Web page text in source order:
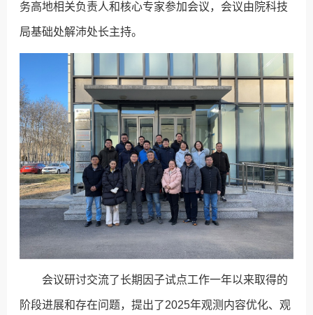
务高地相关负责人和核心专家参加会议，会议由院科技
局基础处解沛处长主持。
会议研讨交流了长期因子试点工作一年以来取得的
阶段进展和存在问题，提出了2025年观测内容优化、观